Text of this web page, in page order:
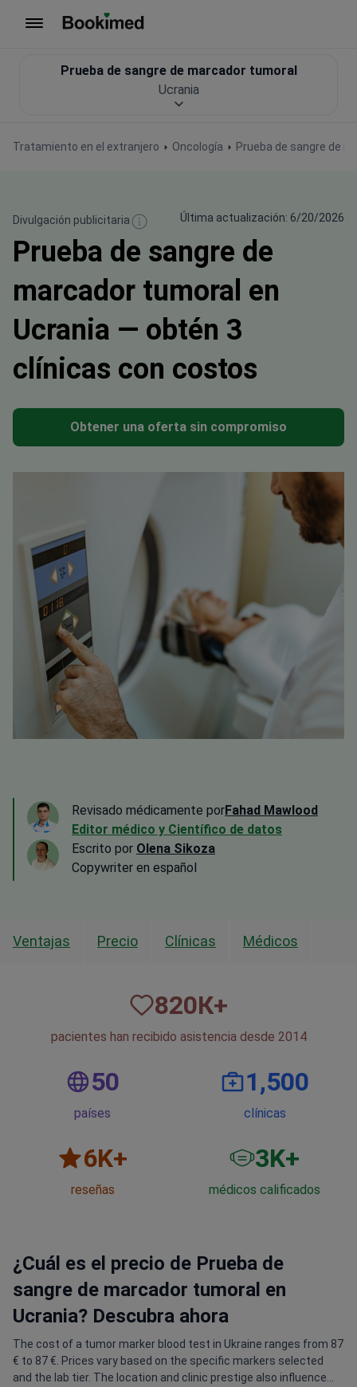
Tratamiento en el extranjero Oncología Prueba de sangre de
Prueba de sangre de marcador tumoral
Ucrania
Divulgación publicitaria Última actualización: 6/20/2026
Prueba de sangre de
marcador tumoral en
Ucrania — obtén 3
clínicas con costos
Obtener una oferta sin compromiso
Revisado médicamente porFahad Mawlood
Editor médico y Científico de datos
Escrito por Olena Sikoza
Сopywriter en español
Ventajas Precio Clínicas Médicos
820К+
pacientes han recibido asistencia desde 2014
50
países
1,500
clínicas
6K+
reseñas
3K+
médicos calificados
¿Cuál es el precio de Prueba de
sangre de marcador tumoral en
Ucrania? Descubra ahora
The cost of a tumor marker blood test in Ukraine ranges from 87
€ to 87 €. Prices vary based on the specific markers selected
and the lab tier. The location and clinic prestige also influence